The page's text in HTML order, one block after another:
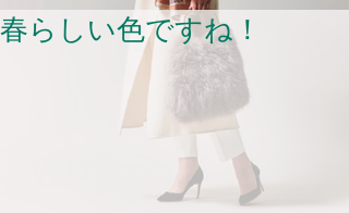
春らしい色ですね！